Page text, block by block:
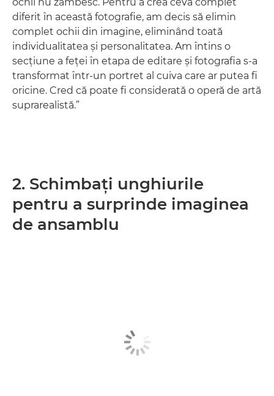
diferit în această fotografie, am decis să elimin
complet ochii din imagine, eliminând toată
individualitatea şi personalitatea. Am întins o
secţiune a feţei în etapa de editare şi fotografia s-a
transformat într-un portret al cuiva care ar putea fi
oricine. Cred că poate fi considerată o operă de artă
suprarealistă.”
2. Schimbaţi unghiurile
pentru a surprinde imaginea
de ansamblu